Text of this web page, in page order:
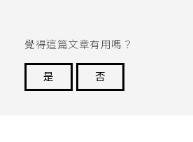
覺得這篇文章有用嗎？
是
否